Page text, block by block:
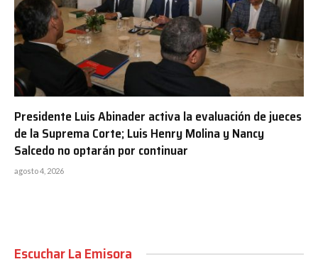
Presidente Luis Abinader activa la evaluación de jueces
de la Suprema Corte; Luis Henry Molina y Nancy
Salcedo no optarán por continuar
agosto 4, 2026
Escuchar La Emisora